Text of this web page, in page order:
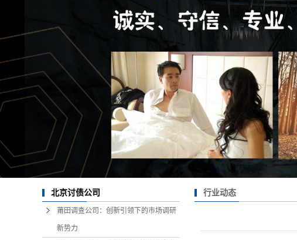
寻人公司
北京讨债公司
莆田调查公司：创新引领下的市场调研
新势力
行业动态